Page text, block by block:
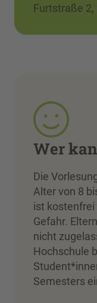
Furtstraße 2,
Wer
Die
Alter von 8
ist
Gefahr.
nicht
Hochschule
Semesters